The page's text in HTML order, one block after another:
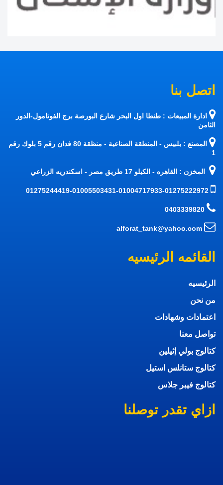
اتصل بنا
ادارة المبيعات : طنطا اول البحر شارع البورصة برج الفوتامول-الدور
الثامن
المصنع : بلبيس - المنطقة الصناعية - منظقة 80 فدان رقم 5 بلوك رقم
1
المخزن : القاهره - الكيلو 17 طريق مصر - اسكندريه الزراعي
01275244419-01005503431-01004717933-01275222972
0403339820
alforat_tank@yahoo.com
القائمه الرئيسيه
الرئيسيه
من نحن
اعتمادات وشهادات
تواصل معنا
كتالوج بولي إثيلين
كتالوج ستانلس استيل
كتالوج فيبر جلاس
ازاي تقدر توصلنا